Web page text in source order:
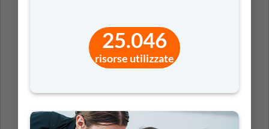
25.046
risorse utilizzate
PER I DOCENTI (DI RUOLO E NON)
DELLE SCUOLE DELL’INFANZIA E PRIMARIE